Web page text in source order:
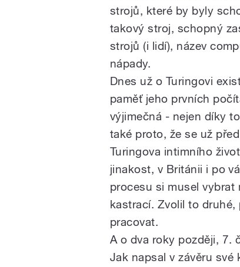
strojů, které by byly
takový stroj, schopný
strojů (i lidí), název
nápady.
Dnes už o Turingovi
paměť jeho prvních
výjimečná - nejen díky
také proto, že se už
Turingova intimního
jinakost, v Británii i po
procesu si musel vybrat
kastrací. Zvolil to druhé,
pracovat.
A o dva roky později, 7.
Jak napsal v závěru